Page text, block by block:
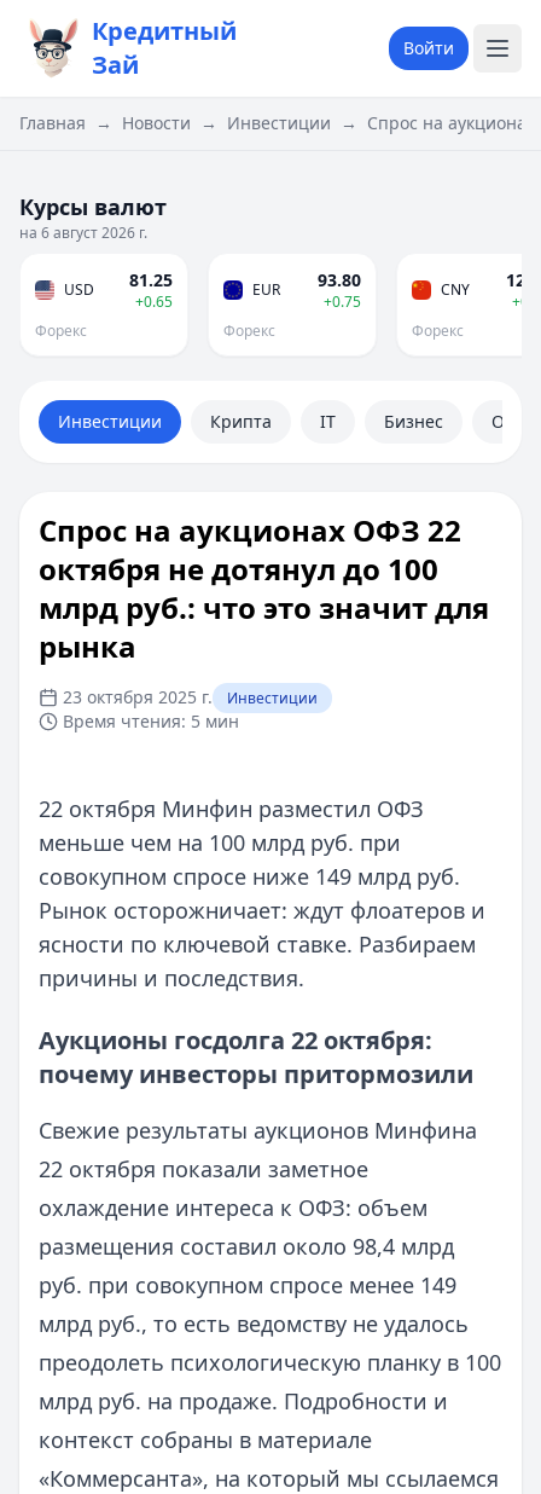
Кредитный
Зай
Войти
Главная → Новости → Инвестиции → Спрос на
Курсы валют
на 6 август 2026 г.
USD 81.25
+0.65
Форекс
EUR 93.80
+0.75
Форекс
CNY
Форекс
Инвестиции Крипта IT Бизнес
Спрос на аукционах ОФЗ 22
октября не дотянул до 100
млрд руб.: что это значит для
рынка
23 октября 2025 г. Инвестиции
Время чтения: 5 мин
22 октября Минфин разместил ОФЗ
меньше чем на 100 млрд руб. при
совокупном спросе ниже 149 млрд руб.
Рынок осторожничает: ждут флоатеров и
ясности по ключевой ставке. Разбираем
причины и последствия.
Аукционы госдолга 22 октября:
почему инвесторы притормозили
Свежие результаты аукционов Минфина
22 октября показали заметное
охлаждение интереса к ОФЗ: объем
размещения составил около 98,4 млрд
руб. при совокупном спросе менее 149
млрд руб., то есть ведомству не удалось
преодолеть психологическую планку в 100
млрд руб. на продаже. Подробности и
контекст собраны в материале
«Коммерсанта», на который мы ссылаемся